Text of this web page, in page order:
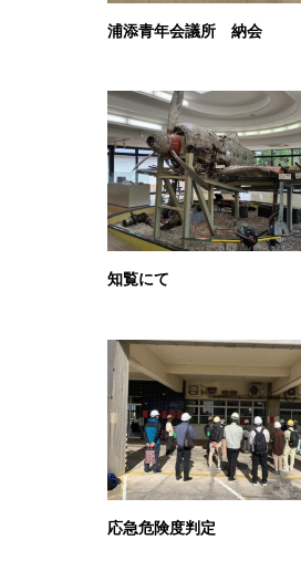
浦添青年会議所 納会
知覧にて
応急危険度判定